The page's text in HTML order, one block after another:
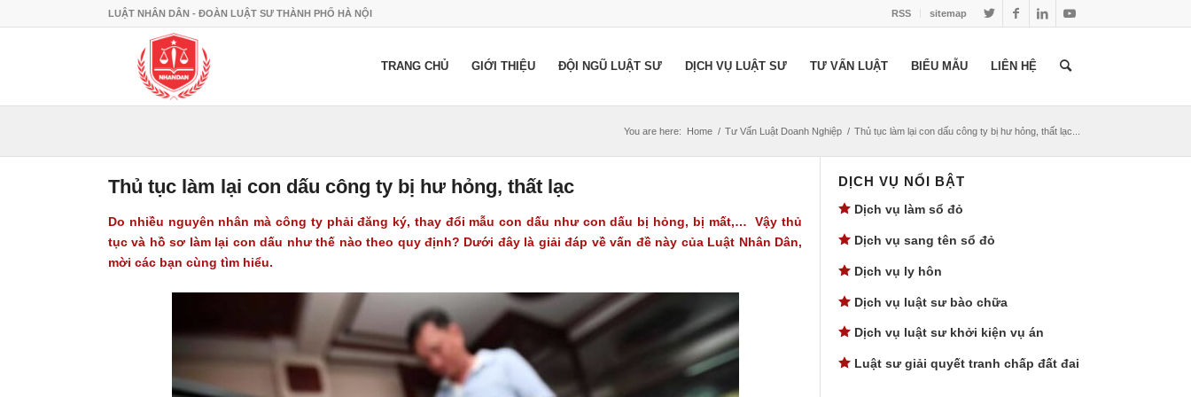
RSS sitemap
LUẬT NHÂN DÂN - ĐOÀN LUẬT SƯ THÀNH PHỐ HÀ NỘI
TRANG CHỦ GIỚI THIỆU ĐỘI NGŨ LUẬT SƯ DỊCH VỤ LUẬT SƯ TƯ VẤN LUẬT BIỂU MẪU LIÊN HỆ
You are here: Home / Tư Vấn Luật Doanh Nghiệp / Thủ tục làm lại con dấu công ty bị hư hỏng, thất lạc...
Thủ tục làm lại con dấu công ty bị hư hỏng, thất lạc
Do nhiều nguyên nhân mà công ty phải đăng ký, thay đổi mẫu con dấu như con dấu bị hỏng, bị mất,… Vậy thủ
tục và hồ sơ làm lại con dấu như thế nào theo quy định? Dưới đây là giải đáp về vấn đề này của Luật Nhân Dân,
mời các bạn cùng tìm hiểu.
DỊCH VỤ NỔI BẬT
Dịch vụ làm sổ đỏ
Dịch vụ sang tên sổ đỏ
Dịch vụ ly hôn
Dịch vụ luật sư bào chữa
Dịch vụ luật sư khởi kiện vụ án
Luật sư giải quyết tranh chấp đất đai